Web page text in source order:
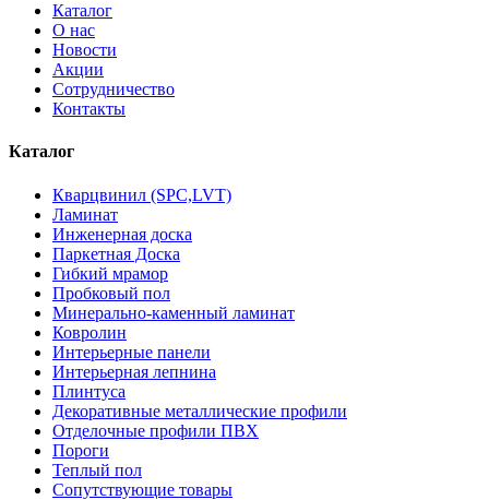
Каталог
О нас
Новости
Акции
Сотрудничество
Контакты
Каталог
Кварцвинил (SPC,LVT)
Ламинат
Инженерная доска
Паркетная Доска
Гибкий мрамор
Пробковый пол
Минерально-каменный ламинат
Ковролин
Интерьерные панели
Интерьерная лепнина
Плинтуса
Декоративные металлические профили
Отделочные профили ПВХ
Пороги
Теплый пол
Сопутствующие товары